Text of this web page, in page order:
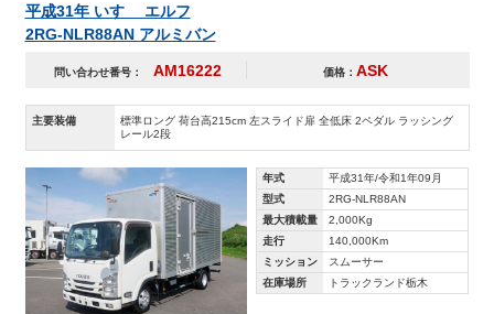
平成31年 いすゞ エルフ
2RG-NLR88AN アルミバン
問い合わせ番号： AM16222 価格： ASK
主要装備
標準ロング 荷台高215cm 左スライド扉 全低床 2ペダル ラッシング
レール2段
年式
平成31年/令和1年09月
型式
2RG-NLR88AN
最大積載量
2,000Kg
走行
140,000Km
ミッション
スムーサー
在庫場所
トラックランド栃木